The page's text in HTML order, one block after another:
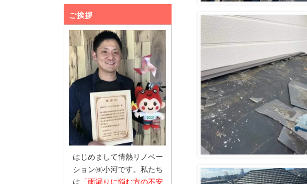
ご挨拶
はじめまして情熱リノベー
ション㈱小河です。私たち
は 「雨漏りに悩む方の不安